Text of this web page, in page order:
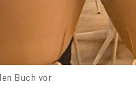
Buch vor